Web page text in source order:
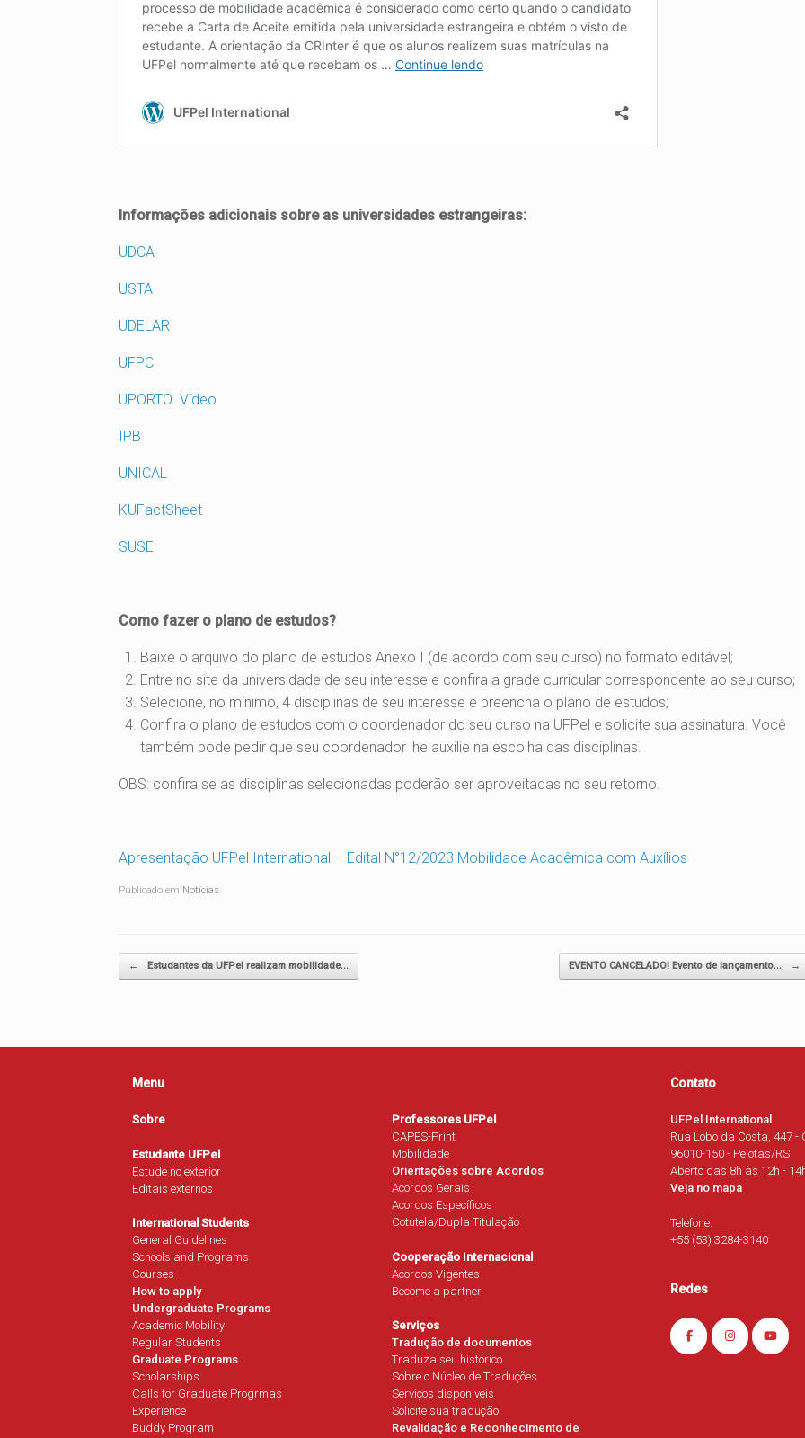
Informações adicionais sobre as universidades estrangeiras:
UDCA
USTA
UDELAR
UFPC
UPORTO Vídeo
IPB
UNICAL
KUFactSheet
SUSE
Como fazer o plano de estudos?
Baixe o arquivo do plano de estudos Anexo I (de acordo com seu curso) no formato editável;
Entre no site da universidade de seu interesse e confira a grade curricular correspondente ao seu curso;
Selecione, no mínimo, 4 disciplinas de seu interesse e preencha o plano de estudos;
Confira o plano de estudos com o coordenador do seu curso na UFPel e solicite sua assinatura. Você
também pode pedir que seu coordenador lhe auxilie na escolha das disciplinas.
OBS: confira se as disciplinas selecionadas poderão ser aproveitadas no seu retorno.
Apresentação UFPel International – Edital N°12/2023 Mobilidade Acadêmica com Auxílios
Publicado em Notícias.
Navegação de posts
← Estudantes da UFPel realizam mobilidade… EVENTO CANCELADO! Evento de lançamento… →
Menu
Sobre
Estudante UFPel
Estude no exterior
Editais externos
International Students
General Guidelines
Schools and Programs
Courses
How to apply
Undergraduate Programs
Academic Mobility
Regular Students
Graduate Programs
Scholarships
Calls for Graduate Progrmas
Experience
Buddy Program
Professores UFPel
CAPES-Print
Mobilidade
Orientações sobre Acordos
Acordos Gerais
Acordos Específicos
Cotutela/Dupla Titulação
Cooperação Internacional
Acordos Vigentes
Become a partner
Serviços
Tradução de documentos
Traduza seu histórico
Sobre o Núcleo de Traduções
Serviços disponíveis
Solicite sua tradução
Revalidação e Reconhecimento de
Contato
UFPel International
Rua Lobo da Costa, 447 -
96010-150 - Pelotas/RS
Aberto das 8h às 12h -
Veja no mapa
Telefone:
+55 (53) 3284-3140
Redes